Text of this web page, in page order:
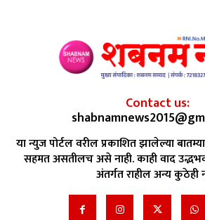
Contact us:
या न्युज पोर्टल वरील प्रकाशित झालेल्या
सहमत असतीलच असे नाही. काही वाद
अंतर्गत राहील अन्य कुठेही